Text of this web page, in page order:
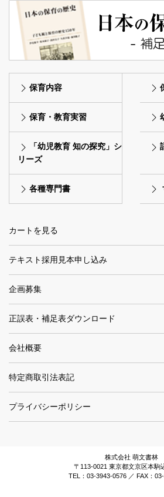
保育内容
保育・教育実習
「幼児教育 知の探究」シ
リーズ
各種専門書
カートを見る
テキスト採用見本申し込み
企画募集
正誤表・補足表ダウンロード
会社概要
特定商取引法表記
プライバシーポリシー
株式会社 萌文書林
〒113-0021 東京都文京区本駒
TEL：03-3943-0576 ／ FAX：